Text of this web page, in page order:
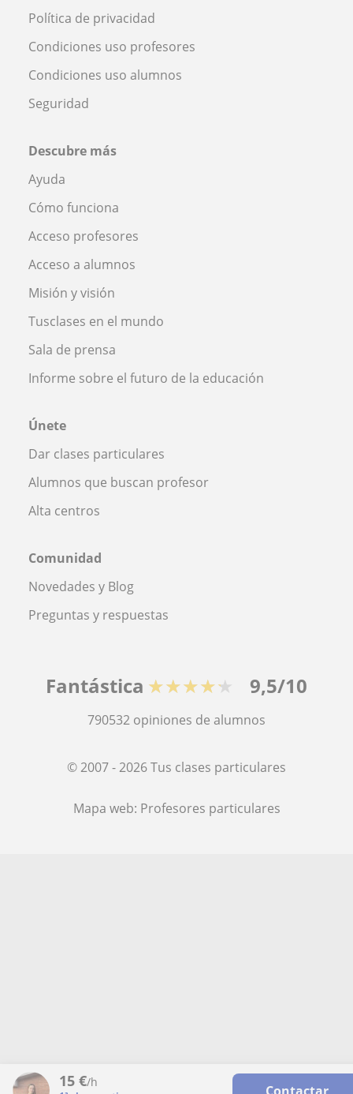
15 €/h Contactar
Política de privacidad
Condiciones uso profesores
Condiciones uso alumnos
Seguridad
Descubre más
Ayuda
Cómo funciona
Acceso profesores
Acceso a alumnos
Misión y visión
Tusclases en el mundo
Sala de prensa
Informe sobre el futuro de la educación
Únete
Dar clases particulares
Alumnos que buscan profesor
Alta centros
Comunidad
Novedades y Blog
Preguntas y respuestas
Fantástica ★★★★★ 9,5/10
790532 opiniones de alumnos
© 2007 - 2026 Tus clases particulares
Mapa web: Profesores particulares